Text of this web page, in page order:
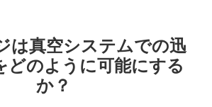
は真空システムでの迅
どのように可能にする
か？